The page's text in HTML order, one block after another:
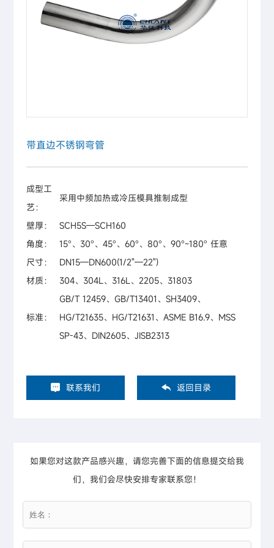
带直边不锈钢弯管
成型工
艺：
采用中频加热或冷压模具推制成型
壁厚：
SCH5S—SCH160
角度：
15°、30°、45°、60°、80°、90°~180° 任意
尺寸：
DN15—DN600(1/2"—22")
材质：
304、304L、316L、2205、31803
标准：
GB/T 12459、GB/T13401、SH3409、
HG/T21635、HG/T21631、ASME B16.9、MSS
SP-43、DIN2605、JISB2313
联系我们 返回目录
如果您对这款产品感兴趣，请您完善下面的信息提交给我
们，我们会尽快安排专家联系您！